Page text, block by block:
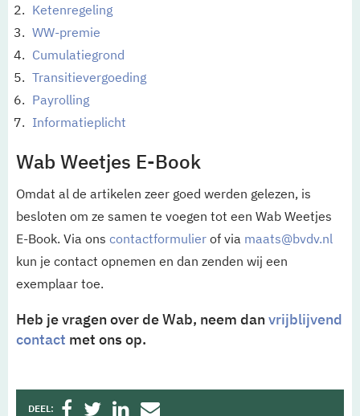
Ketenregeling
WW-premie
Cumulatiegrond
Transitievergoeding
Payrolling
Informatieplicht
Wab Weetjes E-Book
Omdat al de artikelen zeer goed werden gelezen, is
besloten om ze samen te voegen tot een Wab Weetjes
E-Book. Via ons contactformulier of via maats@bvdv.nl
kun je contact opnemen en dan zenden wij een
exemplaar toe.
Heb je vragen over de Wab, neem danvrijblijvend
contact met ons op.
DEEL: